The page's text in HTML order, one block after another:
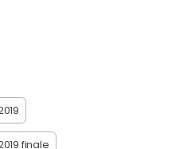
finale